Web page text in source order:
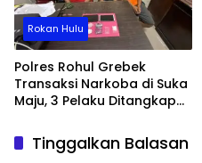
Rokan Hulu
Polres Rohul Grebek
Transaksi Narkoba di Suka
Maju, 3 Pelaku Ditangkap
Tinggalkan Balasan